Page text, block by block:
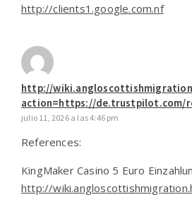
http://clients1.google.com.nf
http://
action=https://de.trustpilot.com/
julio 11, 2026 a las 4:46 pm
References:
KingMaker Casino 5 Euro
http://